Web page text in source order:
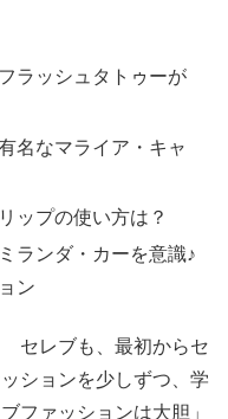
ラッシュタトゥーが
名なマライア・キャ
ップの使い方は？
ランダ・カーを意識♪
ン
セレブも、最初からセ
ションを少しずつ、学
ファッションは大胆」